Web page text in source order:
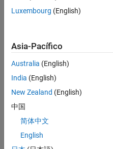
por
ubicación
todos
empleos
en su
zona.
Compiler Engineer LLVM
Luxembourg (English)
Asia-Pacífico
Australia (English)
India (English)
New Zealand (English)
中国
简体中文
English